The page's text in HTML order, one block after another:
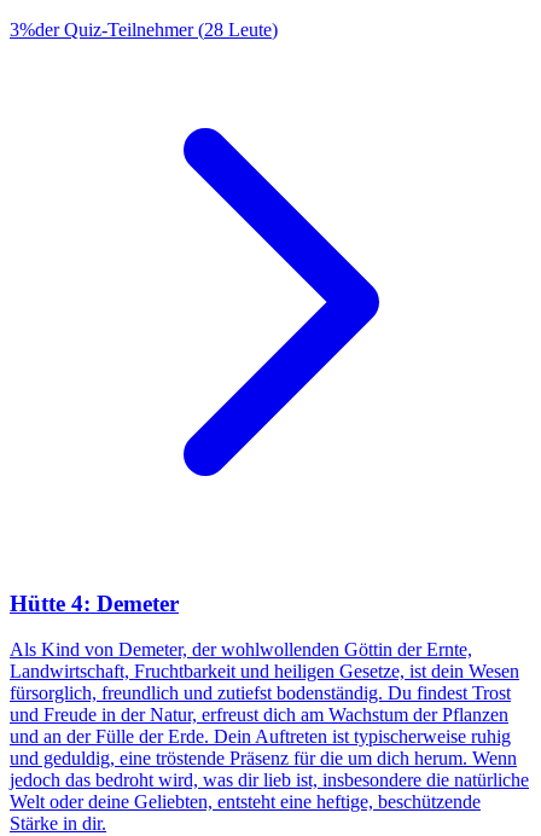
3%der Quiz-Teilnehmer(28 Leute)
Hütte 4: Demeter
Als Kind von Demeter, der wohlwollenden Göttin der Ernte,
Landwirtschaft, Fruchtbarkeit und heiligen Gesetze, ist dein Wesen
fürsorglich, freundlich und zutiefst bodenständig. Du findest Trost
und Freude in der Natur, erfreust dich am Wachstum der Pflanzen
und an der Fülle der Erde. Dein Auftreten ist typischerweise ruhig
und geduldig, eine tröstende Präsenz für die um dich herum. Wenn
jedoch das bedroht wird, was dir lieb ist, insbesondere die natürliche
Welt oder deine Geliebten, entsteht eine heftige, beschützende
Stärke in dir.